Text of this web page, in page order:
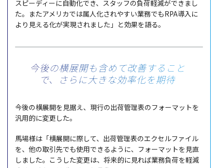
スピーディーに自動化でき、 スタッフの負荷軽減ができまし
た。またアメリカでは属人化されやすい業務でもRPA導入 に
より見える化が実現されました」と効果を語る。
今後の横展開も含めて改善すること
で、
さらに大きな効率化を期待
今後の横展開を 見据え、 現行の出荷管理表のフォーマットを
汎用的に変更 した。
馬場様は「横展開に際して、 出荷管理表のエクセルファイル
を、他の取引先でも使用できるように、 フォーマットを 見直
しました。こうした変更は、 将来的に見れば業務負荷を軽減